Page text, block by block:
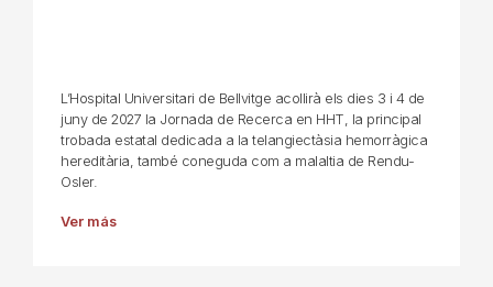
L’Hospital Universitari de Bellvitge acollirà els dies 3 i 4 de
juny de 2027 la Jornada de Recerca en HHT, la principal
trobada estatal dedicada a la telangiectàsia hemorràgica
hereditària, també coneguda com a malaltia de Rendu-
Osler.
Ver más